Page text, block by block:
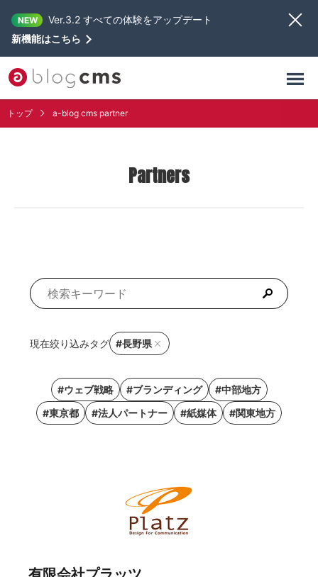
NEW
Ver.3.2 すべての体験をアップデート
新機能はこちら
トップ a-blog cms partner
Partners
現在絞り込みタグ #長野県
#ウェブ戦略 #ブランディング
#中部地方
#東京都
#法人パートナー #紙媒体 #関東地方